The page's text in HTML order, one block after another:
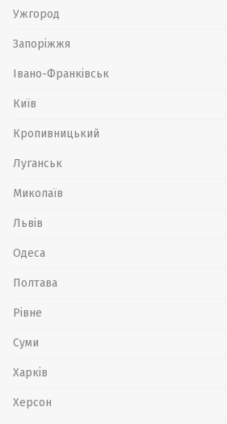
Ужгород
Запоріжжя
Івано-Франківськ
Київ
Кропивницький
Луганськ
Миколаїв
Львів
Одеса
Полтава
Рівне
Суми
Харків
Херсон